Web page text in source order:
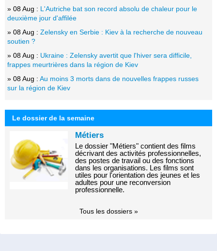
» 08 Aug : L'Autriche bat son record absolu de chaleur pour le
deuxième jour d'affilée
» 08 Aug : Zelensky en Serbie : Kiev à la recherche de nouveau
soutien ?
» 08 Aug : Ukraine : Zelensky avertit que l'hiver sera difficile,
frappes meurtrières dans la région de Kiev
» 08 Aug : Au moins 3 morts dans de nouvelles frappes russes
sur la région de Kiev
Le dossier de la semaine
Métiers
Le dossier "Métiers" contient des films
décrivant des activités professionnelles,
des postes de travail ou des fonctions
dans les organisations. Les films sont
utiles pour l'orientation des jeunes et les
adultes pour une reconversion
professionnelle.
Tous les dossiers »